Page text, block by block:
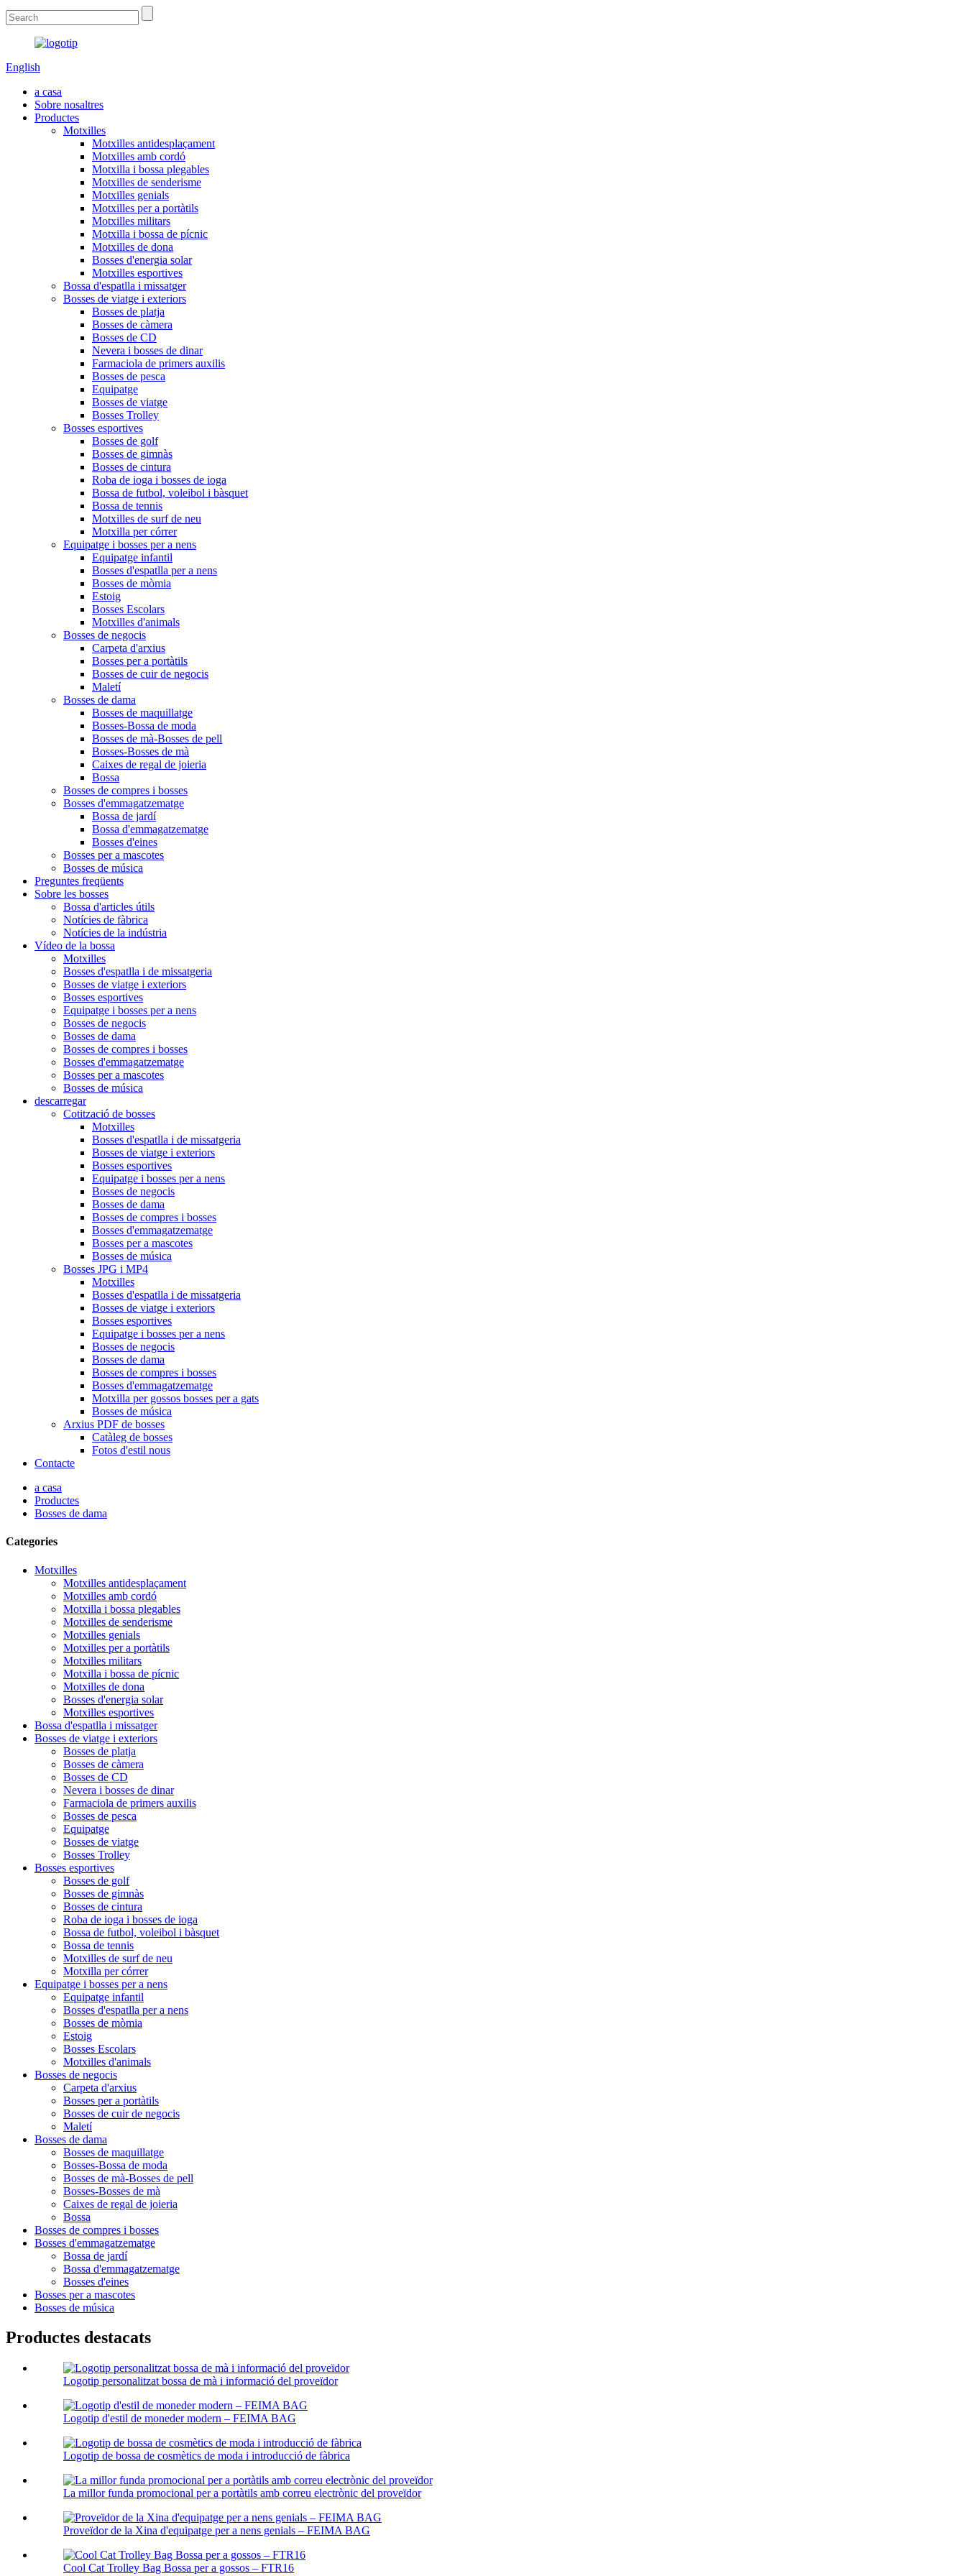
English
a casa
Sobre nosaltres
Productes
Motxilles
Motxilles antidesplaçament
Motxilles amb cordó
Motxilla i bossa plegables
Motxilles de senderisme
Motxilles genials
Motxilles per a portàtils
Motxilles militars
Motxilla i bossa de pícnic
Motxilles de dona
Bosses d'energia solar
Motxilles esportives
Bossa d'espatlla i missatger
Bosses de viatge i exteriors
Bosses de platja
Bosses de càmera
Bosses de CD
Nevera i bosses de dinar
Farmaciola de primers auxilis
Bosses de pesca
Equipatge
Bosses de viatge
Bosses Trolley
Bosses esportives
Bosses de golf
Bosses de gimnàs
Bosses de cintura
Roba de ioga i bosses de ioga
Bossa de futbol, ​​voleibol i bàsquet
Bossa de tennis
Motxilles de surf de neu
Motxilla per córrer
Equipatge i bosses per a nens
Equipatge infantil
Bosses d'espatlla per a nens
Bosses de mòmia
Estoig
Bosses Escolars
Motxilles d'animals
Bosses de negocis
Carpeta d'arxius
Bosses per a portàtils
Bosses de cuir de negocis
Maletí
Bosses de dama
Bosses de maquillatge
Bosses-Bossa de moda
Bosses de mà-Bosses de pell
Bosses-Bosses de mà
Caixes de regal de joieria
Bossa
Bosses de compres i bosses
Bosses d'emmagatzematge
Bossa de jardí
Bossa d'emmagatzematge
Bosses d'eines
Bosses per a mascotes
Bosses de música
Preguntes freqüents
Sobre les bosses
Bossa d'articles útils
Notícies de fàbrica
Notícies de la indústria
Vídeo de la bossa
Motxilles
Bosses d'espatlla i de missatgeria
Bosses de viatge i exteriors
Bosses esportives
Equipatge i bosses per a nens
Bosses de negocis
Bosses de dama
Bosses de compres i bosses
Bosses d'emmagatzematge
Bosses per a mascotes
Bosses de música
descarregar
Cotització de bosses
Motxilles
Bosses d'espatlla i de missatgeria
Bosses de viatge i exteriors
Bosses esportives
Equipatge i bosses per a nens
Bosses de negocis
Bosses de dama
Bosses de compres i bosses
Bosses d'emmagatzematge
Bosses per a mascotes
Bosses de música
Bosses JPG i MP4
Motxilles
Bosses d'espatlla i de missatgeria
Bosses de viatge i exteriors
Bosses esportives
Equipatge i bosses per a nens
Bosses de negocis
Bosses de dama
Bosses de compres i bosses
Bosses d'emmagatzematge
Motxilla per gossos bosses per a gats
Bosses de música
Arxius PDF de bosses
Catàleg de bosses
Fotos d'estil nous
Contacte
a casa
Productes
Bosses de dama
Categories
Motxilles
Motxilles antidesplaçament
Motxilles amb cordó
Motxilla i bossa plegables
Motxilles de senderisme
Motxilles genials
Motxilles per a portàtils
Motxilles militars
Motxilla i bossa de pícnic
Motxilles de dona
Bosses d'energia solar
Motxilles esportives
Bossa d'espatlla i missatger
Bosses de viatge i exteriors
Bosses de platja
Bosses de càmera
Bosses de CD
Nevera i bosses de dinar
Farmaciola de primers auxilis
Bosses de pesca
Equipatge
Bosses de viatge
Bosses Trolley
Bosses esportives
Bosses de golf
Bosses de gimnàs
Bosses de cintura
Roba de ioga i bosses de ioga
Bossa de futbol, ​​voleibol i bàsquet
Bossa de tennis
Motxilles de surf de neu
Motxilla per córrer
Equipatge i bosses per a nens
Equipatge infantil
Bosses d'espatlla per a nens
Bosses de mòmia
Estoig
Bosses Escolars
Motxilles d'animals
Bosses de negocis
Carpeta d'arxius
Bosses per a portàtils
Bosses de cuir de negocis
Maletí
Bosses de dama
Bosses de maquillatge
Bosses-Bossa de moda
Bosses de mà-Bosses de pell
Bosses-Bosses de mà
Caixes de regal de joieria
Bossa
Bosses de compres i bosses
Bosses d'emmagatzematge
Bossa de jardí
Bossa d'emmagatzematge
Bosses d'eines
Bosses per a mascotes
Bosses de música
Productes destacats
Logotip personalitzat bossa de mà i informació del proveïdor
Logotip d'estil de moneder modern – FEIMA BAG
Logotip de bossa de cosmètics de moda i introducció de fàbrica
La millor funda promocional per a portàtils amb correu electrònic del proveïdor
Proveïdor de la Xina d'equipatge per a nens genials – FEIMA BAG
Cool Cat Trolley Bag Bossa per a gossos – FTR16